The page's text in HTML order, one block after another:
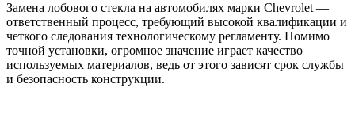
Замена лобового стекла на автомобилях марки Chevrolet —
ответственный процесс, требующий высокой квалификации и
четкого следования технологическому регламенту. Помимо
точной установки, огромное значение играет качество
используемых материалов, ведь от этого зависят срок службы
и безопасность конструкции.